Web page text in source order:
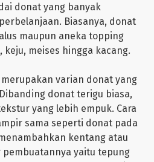
donat yang banyak
Biasanya, donat
maupun aneka topping
keju, meises hingga kacang.
varian donat yang
donat terigu biasa,
yang lebih empuk. Cara
sama seperti donat pada
kentang atau
pembuatannya yaitu tepung